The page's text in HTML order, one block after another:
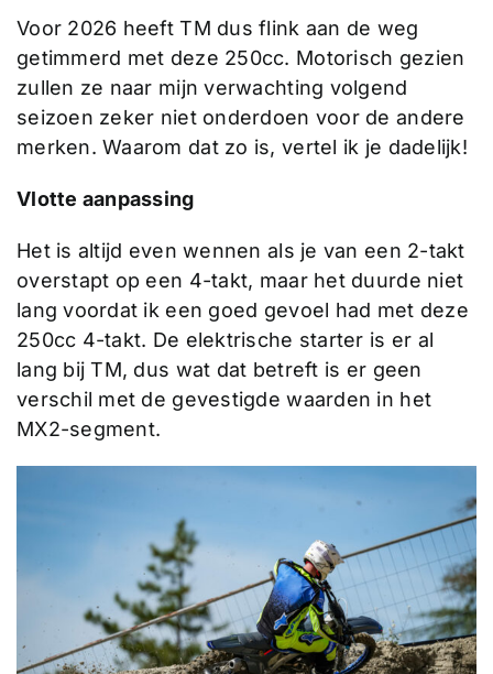
Voor 2026 heeft TM dus flink aan de weg
getimmerd met deze 250cc. Motorisch gezien
zullen ze naar mijn verwachting volgend
seizoen zeker niet onderdoen voor de andere
merken. Waarom dat zo is, vertel ik je dadelijk!
Vlotte aanpassing
Het is altijd even wennen als je van een 2-takt
overstapt op een 4-takt, maar het duurde niet
lang voordat ik een goed gevoel had met deze
250cc 4-takt. De elektrische starter is er al
lang bij TM, dus wat dat betreft is er geen
verschil met de gevestigde waarden in het
MX2-segment.